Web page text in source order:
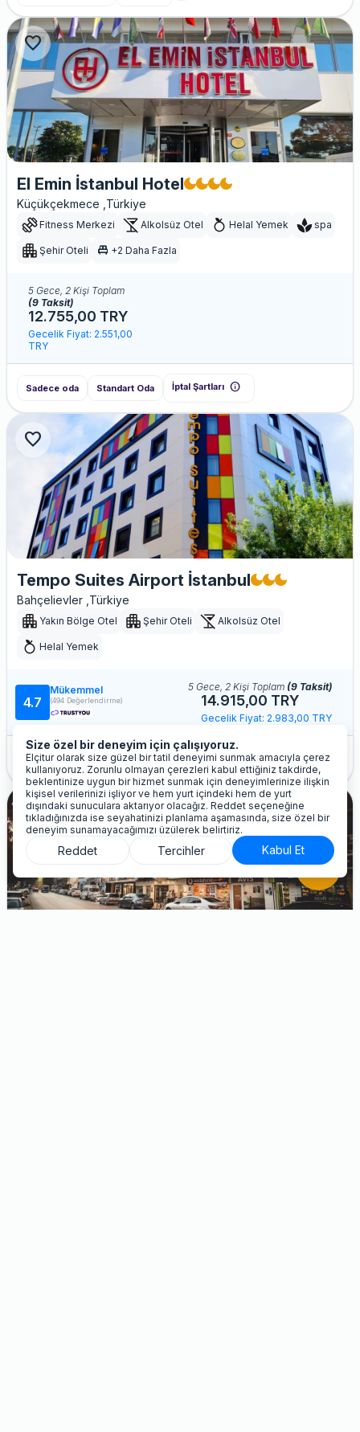
favorite
El Emin İstanbul Hotel
Küçükçekmece ,Türkiye
Fitness Merkezi Alkolsüz Otel Helal Yemek spa
Şehir Oteli single_bed +2 Daha Fazla
5 Gece, 2 Kişi Toplam
(9 Taksit)
12.755,00 TRY
Gecelik Fiyat: 2.551,00
TRY
Sadece oda Standart Oda İptal Şartları info
favorite
Tempo Suites Airport İstanbul
Bahçelievler ,Türkiye
Yakın Bölge Otel Şehir Oteli Alkolsüz Otel
Helal Yemek
4.7
Mükemmel
(494 Değerlendirme)
5 Gece, 2 Kişi Toplam (9 Taksit)
14.915,00 TRY
Gecelik Fiyat: 2.983,00 TRY
Sadece oda Standart Çift Kişilik Oda İptal Şartları info
favorite
phone_in_talk
Size özel bir deneyim için çalışıyoruz.
Elçitur olarak size güzel bir tatil deneyimi sunmak amacıyla çerez
kullanıyoruz. Zorunlu olmayan çerezleri kabul ettiğiniz takdirde,
beklentinize uygun bir hizmet sunmak için deneyimlerinize ilişkin
kişisel verilerinizi işliyor ve hem yurt içindeki hem de yurt
dışındaki sunuculara aktarıyor olacağız. Reddet seçeneğine
tıkladığınızda ise seyahatinizi planlama aşamasında, size özel bir
deneyim sunamayacağımızı üzülerek belirtiriz.
Reddet Tercihler Kabul Et